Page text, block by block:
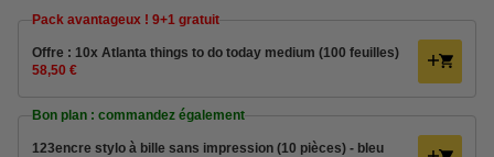
Pack avantageux ! 9+1 gratuit
Offre : 10x Atlanta things to do today medium (100 feuilles)
58,50 €
Bon plan : commandez également
123encre stylo à bille sans impression (10 pièces) - bleu